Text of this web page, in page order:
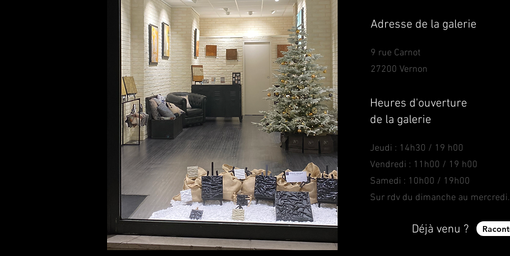
Adresse de la galerie
9 rue Carnot
27200 Vernon
Heures d'ouverture
de la galerie
Jeudi : 14h30 / 19 h00
Vendredi : 11h00 / 19 h00
Samedi : 10h00 / 19h00
Sur rdv du dimanche au mercredi.
Déjà venu ?